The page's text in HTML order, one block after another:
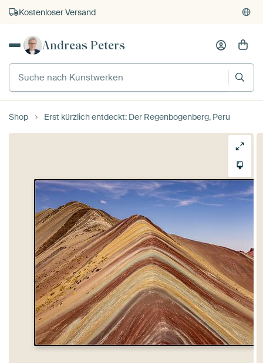
Kostenloser Versand
Kauf auf Rechnung
Andreas Peters
Shop Erst kürzlich entdeckt: Der Regenbogenberg, Peru